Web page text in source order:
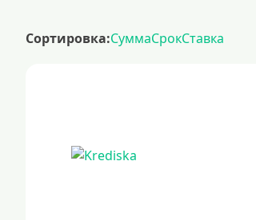
калькулятор займов
Сортировка:СуммаСрокСтавка